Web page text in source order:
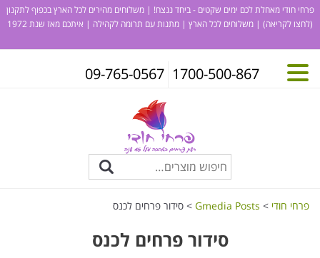
פרחי חודי מאחלת לכם ימים שקטים - ביחד ננצח! | משלוחים מהירים לכל הארץ בכפוף לתקנון
(לחצו לקריאה) | משלוחים לכל הארץ | מתנות עם תרומה לקהילה | איתכם מאז שנת 1972
1700-500-867
09-765-0567
פרחי חודי >
Gmedia Posts
> סידור פרחים לכנס
סידור פרחים לכנס